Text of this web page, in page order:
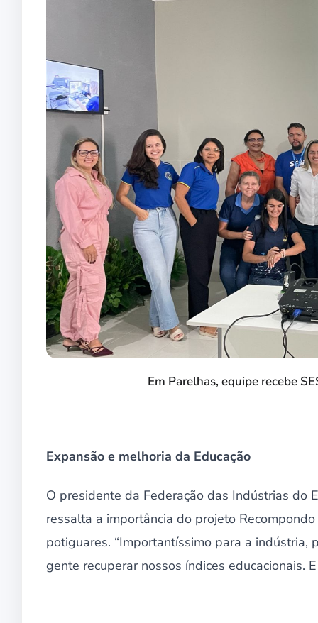
Em Parelhas, equipe recebe
Expansão e melhoria da Educação
O presidente da Federação das Indústrias do
ressalta a importância do projeto
potiguares. “Importantíssimo para a
gente recuperar nossos índices educacionais.